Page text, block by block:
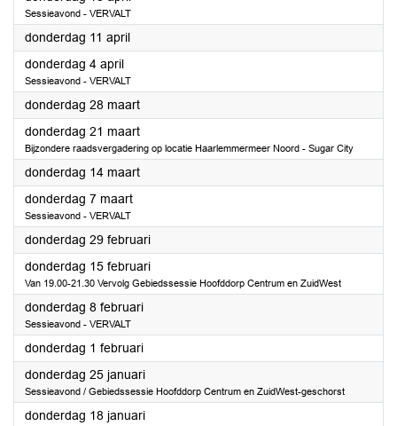
Sessieavond - VERVALT
donderdag 11 april2024
donderdag 4 april2024
Sessieavond - VERVALT
donderdag 28 maart2024
donderdag 21 maart2024
Bijzondere raadsvergadering op locatie Haarlemmermeer Noord - Sugar City
donderdag 14 maart2024
donderdag 7 maart2024
Sessieavond - VERVALT
donderdag 29 februari2024
donderdag 15 februari2024
Van 19.00-21.30 Vervolg Gebiedssessie Hoofddorp Centrum en ZuidWest
donderdag 8 februari2024
Sessieavond - VERVALT
donderdag 1 februari2024
donderdag 25 januari2024
Sessieavond / Gebiedssessie Hoofddorp Centrum en ZuidWest-geschorst
donderdag 18 januari2024